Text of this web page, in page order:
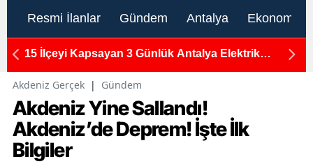
Resmi İlanlar Gündem Antalya Ekonomi
15 İlçeyi Kapsayan 3 Günlük Antalya Elektrik
Akdeniz Gerçek | Gündem
Akdeniz Yine Sallandı!
Akdeniz’de Deprem! İşte İlk
Bilgiler